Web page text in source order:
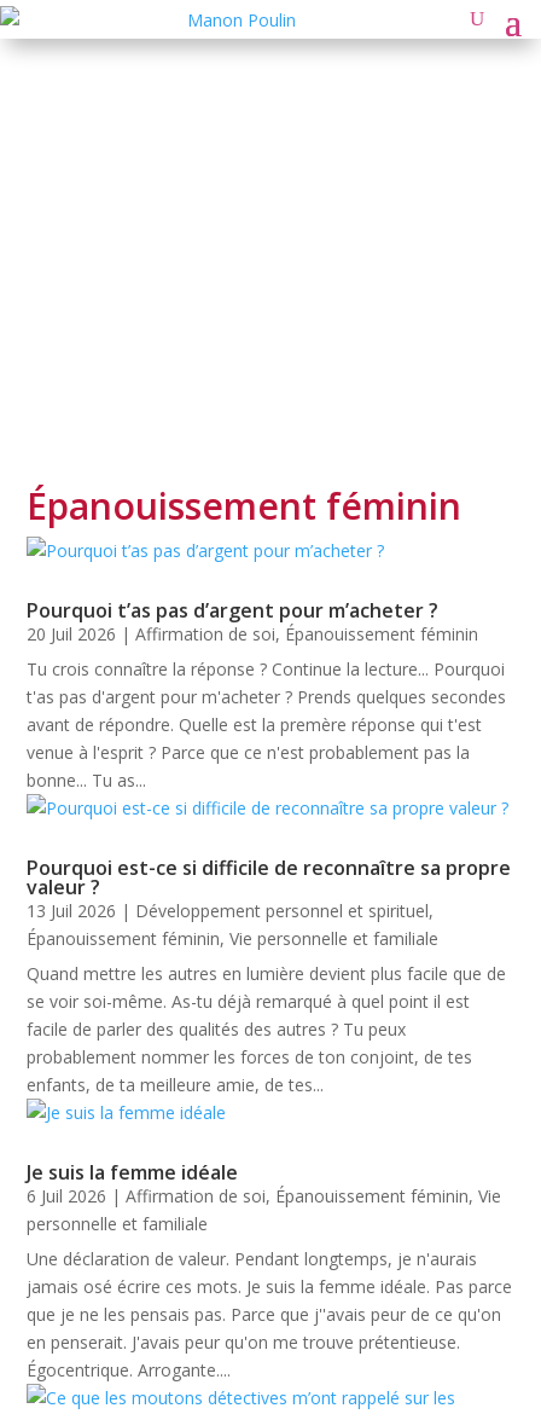
Épanouissement féminin
Pourquoi t’as pas d’argent pour m’acheter ?
20 Juil 2026 |Affirmation de soi, Épanouissement féminin
Tu crois connaître la réponse ? Continue la lecture... ​Pourquoi
t'as pas d'argent pour m'acheter ? Prends quelques secondes
avant de répondre. Quelle est la premère réponse qui t'est
venue à l'esprit ? Parce que ce n'est probablement pas la
bonne... Tu as...
Pourquoi est-ce si difficile de reconnaître sa propre
valeur ?
13 Juil 2026 | Développement personnel et spirituel,
Épanouissement féminin,Vie personnelle et familiale
Quand mettre les autres en lumière devient plus facile que de
se voir soi-même. As-tu déjà remarqué à quel point il est
facile de parler des qualités des autres ? Tu peux
probablement nommer les forces de ton conjoint, de tes
enfants, de ta meilleure amie, de tes...
Je suis la femme idéale
6 Juil 2026 |Affirmation de soi, Épanouissement féminin,Vie
personnelle et familiale
Une déclaration de valeur. Pendant longtemps, je n'aurais
jamais osé écrire ces mots. Je suis la femme idéale. Pas parce
que je ne les pensais pas. Parce que j''avais peur de ce qu'on
en penserait. J'avais peur qu'on me trouve prétentieuse.
Égocentrique. Arrogante....